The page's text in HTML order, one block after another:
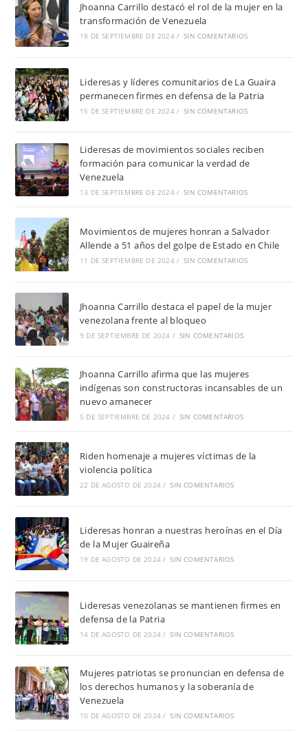
Jhoanna Carrillo destacó el rol de la mujer en la
transformación de Venezuela
18 DE SEPTIEMBRE DE 2024 / SIN COMENTARIOS
Lideresas y líderes comunitarios de La Guaira
permanecen firmes en defensa de la Patria
15 DE SEPTIEMBRE DE 2024 / SIN COMENTARIOS
Lideresas de movimientos sociales reciben
formación para comunicar la verdad de
Venezuela
13 DE SEPTIEMBRE DE 2024 / SIN COMENTARIOS
Movimientos de mujeres honran a Salvador
Allende a 51 años del golpe de Estado en Chile
11 DE SEPTIEMBRE DE 2024 / SIN COMENTARIOS
Jhoanna Carrillo destaca el papel de la mujer
venezolana frente al bloqueo
9 DE SEPTIEMBRE DE 2024 / SIN COMENTARIOS
Jhoanna Carrillo afirma que las mujeres
indígenas son constructoras incansables de un
nuevo amanecer
5 DE SEPTIEMBRE DE 2024 / SIN COMENTARIOS
Riden homenaje a mujeres víctimas de la
violencia política
22 DE AGOSTO DE 2024 / SIN COMENTARIOS
Lideresas honran a nuestras heroínas en el Día
de la Mujer Guaireña
19 DE AGOSTO DE 2024 / SIN COMENTARIOS
Lideresas venezolanas se mantienen firmes en
defensa de la Patria
14 DE AGOSTO DE 2024 / SIN COMENTARIOS
Mujeres patriotas se pronuncian en defensa de
los derechos humanos y la soberanía de
Venezuela
10 DE AGOSTO DE 2024 / SIN COMENTARIOS